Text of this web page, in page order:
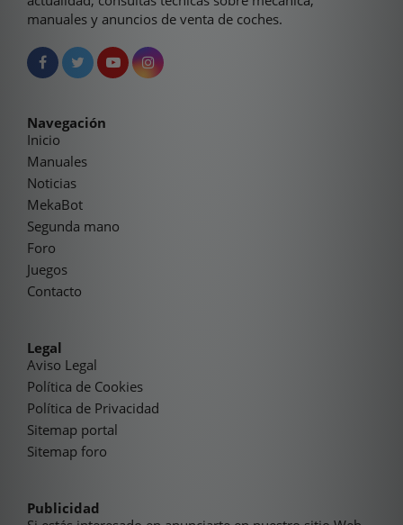
manuales y anuncios de venta de coches.
Navegación
Inicio
Manuales
Noticias
MekaBot
Segunda mano
Foro
Juegos
Contacto
Legal
Aviso Legal
Política de Cookies
Política de Privacidad
Sitemap portal
Sitemap foro
Publicidad